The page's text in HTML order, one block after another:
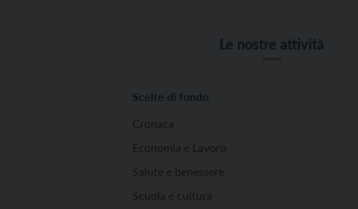
Le nostre attività
Scelte di fondo
Cronaca
Economia e Lavoro
Salute e benessere
Scuola e cultura